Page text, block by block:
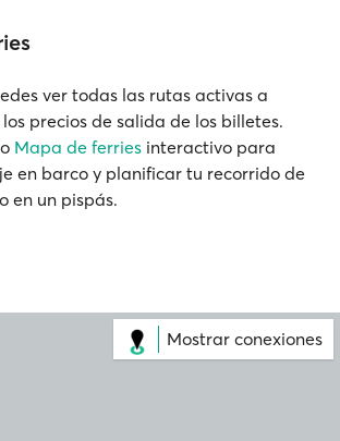
ver todas las rutas activas a
precios de salida de los billetes.
Mapa de ferries interactivo para
en barco y planificar tu recorrido de
en un pispás.
Mostrar conexiones